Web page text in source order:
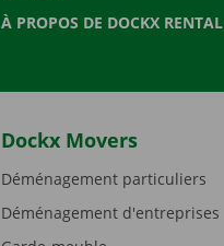
À PROPOS DE DOCKX RENTAL
Dockx Movers
Déménagement particuliers
Déménagement d'entreprises